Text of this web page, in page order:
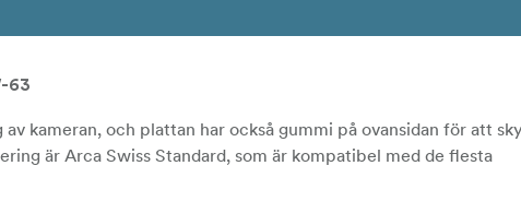
63
kameran, och plattan har också gummi på ovansidan för att
är Arca Swiss Standard, som är kompatibel med de flesta